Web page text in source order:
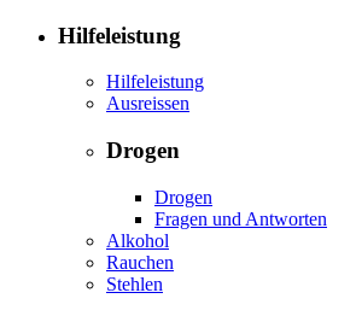
Hilfeleistung
Hilfeleistung
Ausreissen
Drogen
Drogen
Fragen und Antworten
Alkohol
Rauchen
Stehlen